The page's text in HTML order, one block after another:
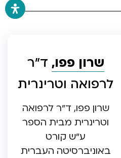
שרון פפו, ד”ר
לרפואה וטרינרית
שרון פפו, ד”ר לרפואה
וטרינרית מבית הספר
ע”ש קורט
באוניברסיטה העברית